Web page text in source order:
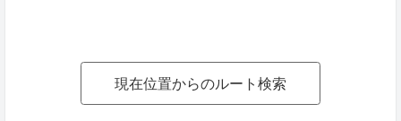
現在位置からのルート検索